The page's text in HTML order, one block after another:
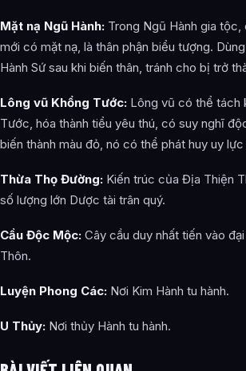
Mặt nạ Ngũ Hành: Trong Ngũ Hành gia
mới có mặt nạ, là thân phận biểu tượng.
Hành Sứ sau khi biến thân, tránh cho bị trở
Lông vũ Khổng Tước: Lông vũ có thể tách
Tước, hóa thành tiểu yêu thú, có suy nghĩ
biến thành màu đỏ, nó có thể phát huy uy
Thừa Thọ Đường: Kiến trúc của Địa Thiện
số lượng lớn Dược tài trân quý.
Cầu Độc Mộc: Cây cầu duy nhất tiến vào
Thôn.
Luyện Phong Các: Nơi Kim Hành tu hành.
U Thủy: Nơi thủy Hành tu hành.